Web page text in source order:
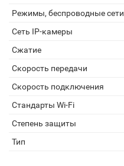
Режимы, беспроводные сети
Сеть IP-камеры
Сжатие
Скорость передачи
Скорость подключения
Стандарты Wi-Fi
Степень защиты
Тип